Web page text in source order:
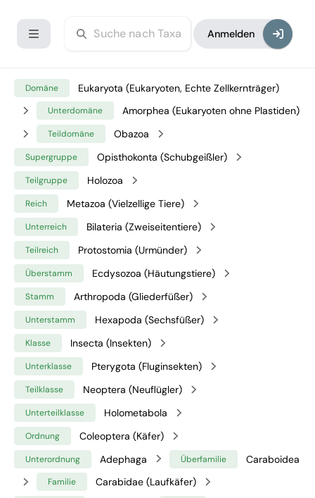
Anmelden
Domäne Eukaryota (Eukaryoten, Echte Zellkernträger)
Unterdomäne Amorphea (Eukaryoten ohne Plastiden)
Teildomäne Obazoa
Supergruppe Opisthokonta (Schubgeißler)
Teilgruppe Holozoa
Reich Metazoa (Vielzellige Tiere)
Unterreich Bilateria (Zweiseitentiere)
Teilreich Protostomia (Urmünder)
Überstamm Ecdysozoa (Häutungstiere)
Stamm Arthropoda (Gliederfüßer)
Unterstamm Hexapoda (Sechsfüßer)
Klasse Insecta (Insekten)
Unterklasse Pterygota (Fluginsekten)
Teilklasse Neoptera (Neuflügler)
Unterteilklasse Holometabola
Ordnung Coleoptera (Käfer)
Unterordnung Adephaga Überfamilie Caraboidea
Familie Carabidae (Laufkäfer)